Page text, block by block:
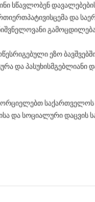
სწავლობენ
და
ეზო
და პასუხისმგებლიანი
და სოციალური დაცვის